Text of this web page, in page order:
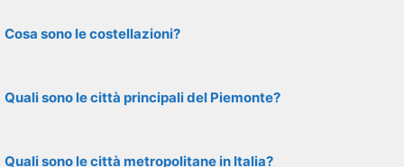
Cosa sono le costellazioni?
Quali sono le città principali del Piemonte?
Quali sono le città metropolitane in Italia?